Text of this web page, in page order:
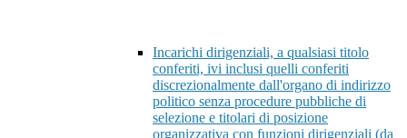
Incarichi dirigenziali, a qualsiasi titolo
conferiti, ivi inclusi quelli conferiti
discrezionalmente dall'organo di indirizzo
politico senza procedure pubbliche di
selezione e titolari di posizione
organizzativa con funzioni dirigenziali (da